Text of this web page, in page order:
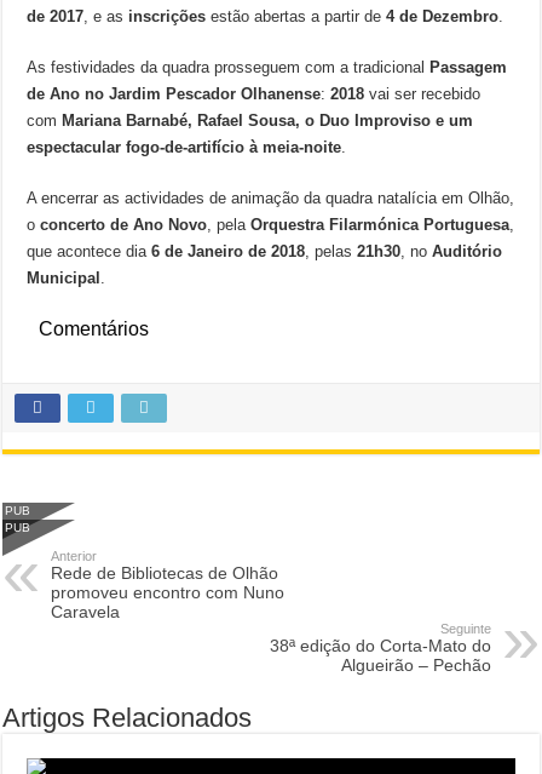
de 2017, e as inscrições estão abertas a partir de4 de Dezembro.
As festividades da quadra prosseguem com a tradicional Passagem
de Ano no Jardim Pescador Olhanense:2018 vai ser recebido
com Mariana Barnabé, Rafael Sousa, o Duo Improviso e um
espectacular fogo-de-artifício à meia-noite.
A encerrar as actividades de animação da quadra natalícia em Olhão,
oconcerto de Ano Novo, pelaOrquestra Filarmónica Portuguesa,
que acontece dia6 de Janeiro de 2018, pelas21h30, noAuditório
Municipal .
Comentários
PUB
PUB
Anterior
Rede de Bibliotecas de Olhão
promoveu encontro com Nuno
Caravela
Seguinte
38ª edição do Corta-Mato do
Algueirão – Pechão
Artigos Relacionados